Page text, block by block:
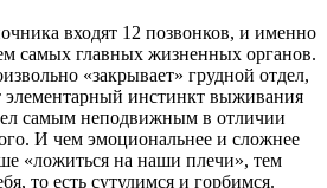
входят 12 позвонков, и именно
самых главных жизненных органов.
«закрывает» грудной отдел,
элементарный инстинкт выживания
самым неподвижным в отличии
И чем эмоциональнее и сложнее
«ложиться на наши плечи», тем
то есть сутулимся и горбимся.